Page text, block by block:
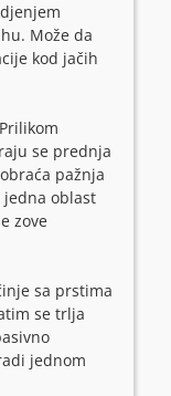
Može da
kod jačih
Prilikom
se prednja
pažnja
jedna oblast
zove
sa prstima
se trlja
jednom